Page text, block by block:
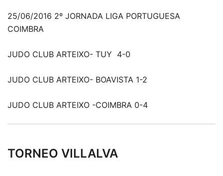
25/06/2016 2º JORNADA LIGA PORTUGUESA
COIMBRA
JUDO CLUB ARTEIXO- TUY 4-0
JUDO CLUB ARTEIXO- BOAVISTA 1-2
JUDO CLUB ARTEIXO -COIMBRA 0-4
TORNEO VILLALVA